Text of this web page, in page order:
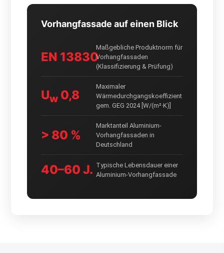
Vorhangfassade auf einen Blick
EN 13830
Maßgebliche Produktnorm für
Vorhangfassaden
(Klassifizierung & Prüfung)
Uw 0,8
Maximaler
Wärmedurchgangskoeffizient
gem. GEG 2024 [W/(m²·K)]
> 80 %
Marktanteil Aluminium-
Vorhangfassaden in
Deutschland
40–60 J. Typische Lebensdauer einer
Aluminium-Vorhangfassade